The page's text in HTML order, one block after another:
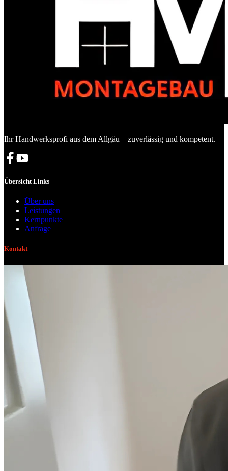
Ihr Handwerksprofi aus dem Allgäu – zuverlässig und kompetent.
Übersicht Links
Über uns
Leistungen
Kernpunkte
Anfrage
Kontakt